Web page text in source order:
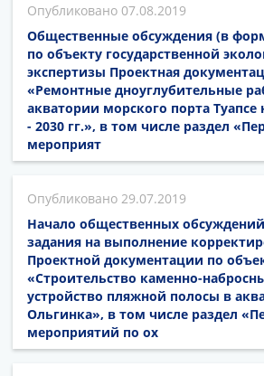
07.08.2019
Общественные обсуждения (в
по объекту государственной
экспертизы Проектная
«Ремонтные дноуглубительные
акватории морского порта Туапсе
- 2030 гг.», в том числе раздел
мероприят
29.07.2019
Начало общественных
задания на выполнение
Проектной документации по
«Строительство каменно-
устройство пляжной полосы в
Ольгинка», в том числе раздел
мероприятий по ох